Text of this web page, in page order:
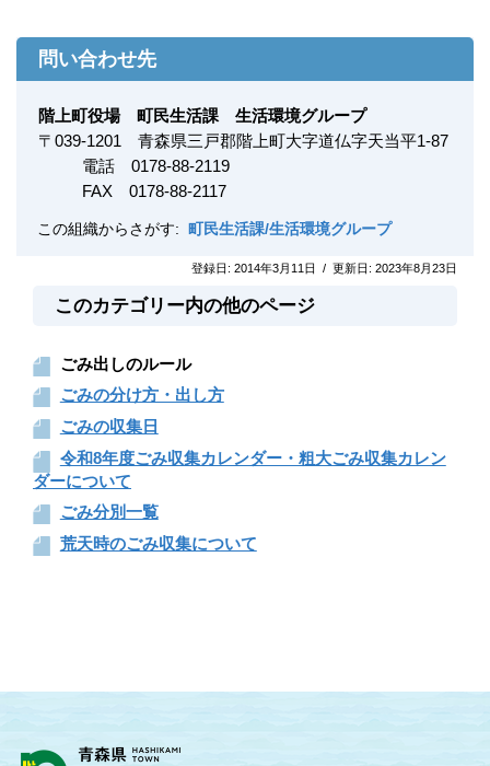
問い合わせ先
階上町役場 町民生活課 生活環境グループ
〒 039-1201
青森県三戸郡階上町大字道仏字天当平1-87
電話 0178-88-2119
FAX 0178-88-2117
この組織からさがす: 町民生活課/生活環境グループ
登録日: 2014年3月11日 / 更新日: 2023年8月23日
このカテゴリー内の他のページ
ごみ出しのルール
ごみの分け方・出し方
ごみの収集日
令和8年度ごみ収集カレンダー・粗大ごみ収集カレン
ダーについて
ごみ分別一覧
荒天時のごみ収集について